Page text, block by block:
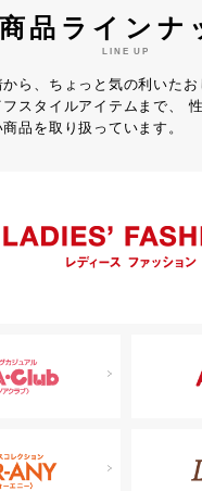
商品ラインナ
LINE UP
ら、ちょっと気の利いたお
スタイルアイテムまで、
品を取り扱っています。